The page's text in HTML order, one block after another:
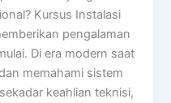
Kursus Instalasi
pengalaman
Di era modern saat
memahami sistem
keahlian teknisi,